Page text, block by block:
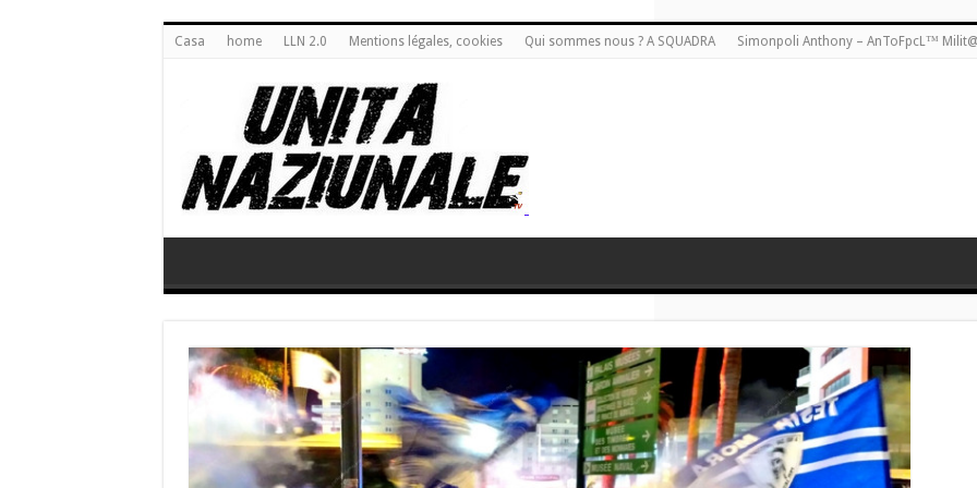
Casa home LLN 2.0 Mentions légales, cookies Qui sommes nous ? A SQUADRA Simonpoli Anthony – AnToFpcL™